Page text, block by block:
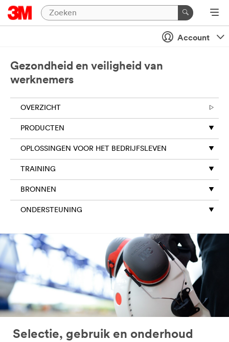
Account
Gezondheid en veiligheid van
werknemers
OVERZICHT
PRODUCTEN
OPLOSSINGEN VOOR HET BEDRIJFSLEVEN
TRAINING
BRONNEN
ONDERSTEUNING
Selectie, gebruik en onderhoud